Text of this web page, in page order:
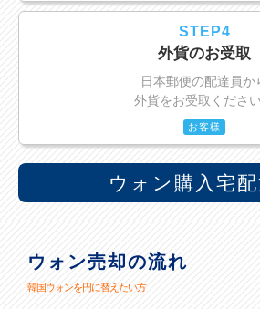
STEP4
外貨のお受取
日本郵便の配達員か
外貨をお受取ください
お客様
ウォン購入宅
ウォン売却の流れ
韓国ウォンを円に替えたい方